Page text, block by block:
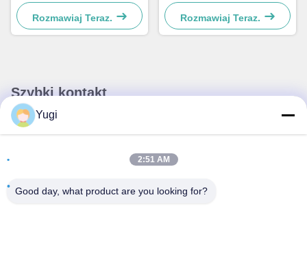
tablica sterownika PCB
01750063547
Rozmawiaj Teraz. Rozmawiaj Teraz.
Szybki kontakt
Adres
EastRoad, Shunjiang Community Industrial Park, Beijiao
Yugi
2:51 AM
Good day, what product are you looking for?